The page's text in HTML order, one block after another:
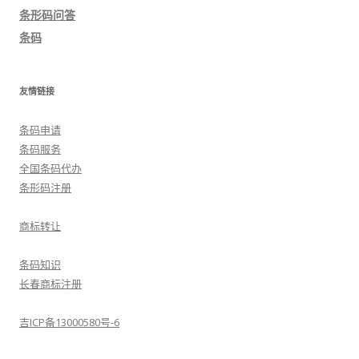
条形码问答
条码
友情链接
条码申请
条码服务
全国条码代办
条形码注册
商标转让
条码知识
长春商标注册
吉ICP备13000580号-6